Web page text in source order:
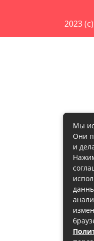
2023
Мы
Они
и